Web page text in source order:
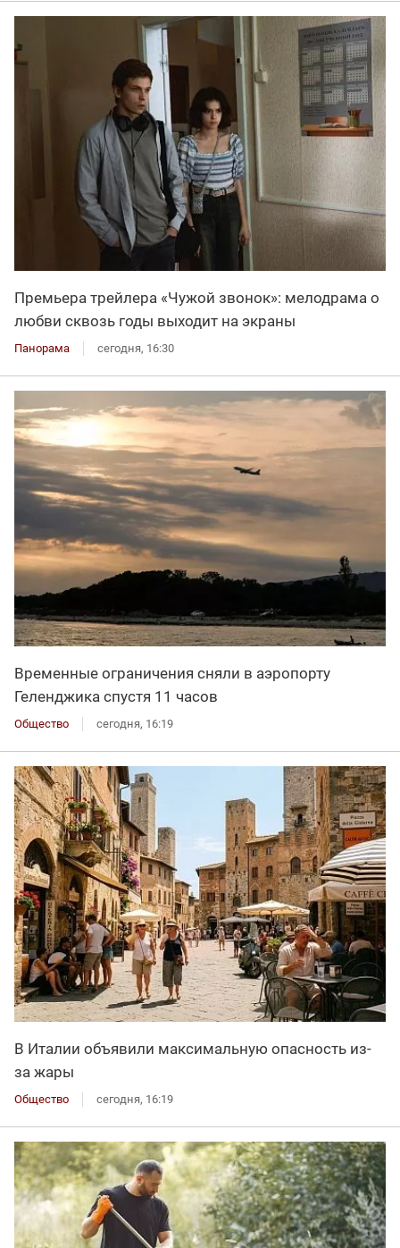
Премьера трейлера «Чужой звонок»: мелодрама о
любви сквозь годы выходит на экраны
Панорама сегодня, 16:30
Временные ограничения сняли в аэропорту
Геленджика спустя 11 часов
Общество сегодня, 16:19
В Италии объявили максимальную опасность из-
за жары
Общество сегодня, 16:19